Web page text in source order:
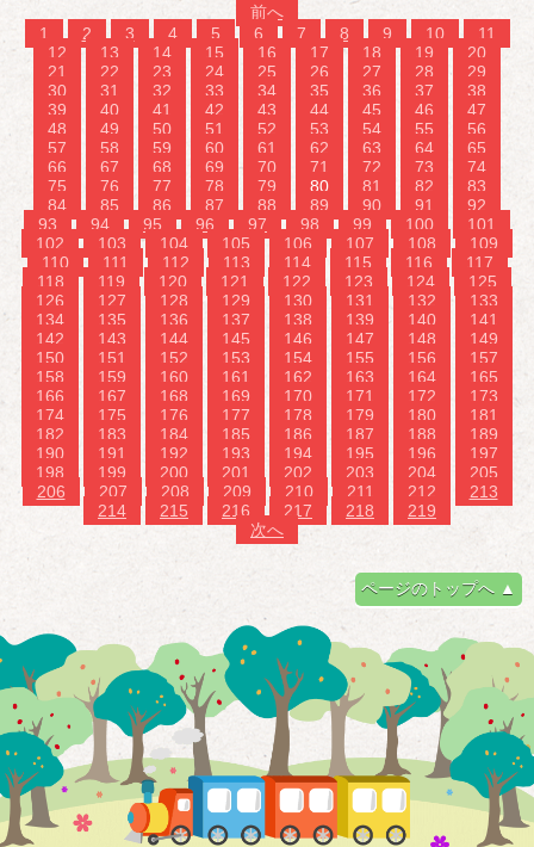
前へ
1
2 3 4 5 6 7 8 9 10
11
12
13 14 15 16 17 18 19
20
21
22 23 24 25 26 27 28
29
30
31 32 33 34 35 36 37
38
39
40 41 42 43 44 45 46
47
48
49 50 51 52 53 54 55
56
57
58 59 60 61 62 63 64
65
66
67 68 69 70 71 72 73
74
75
76 77 78 79 80 81 82
83
84
85 86 87 88 89 90 91
92
93
94 95 96 97 98 99 100
101
102
103 104 105 106 107 108
109
110
111 112 113 114 115 116
117
118
119 120 121 122 123 124
125
126
127 128 129 130 131 132
133
134
135 136 137 138 139 140
141
142
143 144 145 146 147 148
149
150
151 152 153 154 155 156
157
158
159 160 161 162 163 164
165
166
167 168 169 170 171 172
173
174
175 176 177 178 179 180
181
182
183 184 185 186 187 188
189
190
191 192 193 194 195 196
197
198
199 200 201 202 203 204
205
206
207 208 209 210 211 212
213
214
215 216 217 218
219
次へ
ページのトップへ ▲